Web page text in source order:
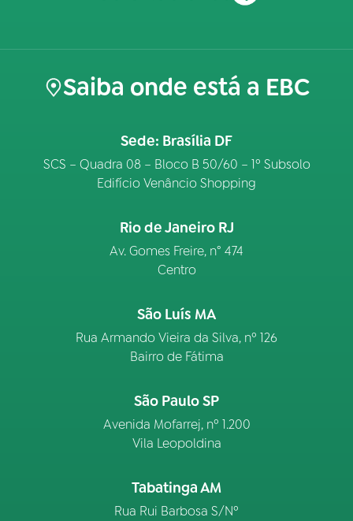
Saiba onde está a EBC
Sede: Brasília DF
SCS – Quadra 08 – Bloco B 50/60 – 1º Subsolo
Edifício Venâncio Shopping
Rio de Janeiro RJ
Av. Gomes Freire, n° 474
Centro
São Luís MA
Rua Armando Vieira da Silva, nº 126
Bairro de Fátima
São Paulo SP
Avenida Mofarrej, nº 1.200
Vila Leopoldina
Tabatinga AM
Rua Rui Barbosa S/Nº